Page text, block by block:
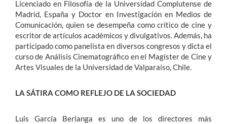
Licenciado en Filosofía de la Universidad Complutense de
Madrid, España y Doctor en Investigación en Medios de
Comunicación, quien se desempeña como crítico de cine y
escritor de artículos académicos y divulgativos. Además, ha
participado como panelista en diversos congresos y dicta el
curso de Análisis Cinematográfico en el Magíster de Cine y
Artes Visuales de la Universidad de Valparaíso, Chile.
LA SÁTIRA COMO REFLEJO DE LA SOCIEDAD
Luis García Berlanga es uno de los directores más